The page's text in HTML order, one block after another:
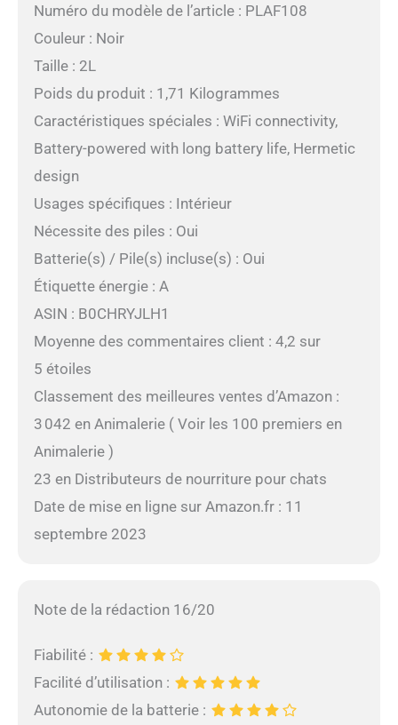
Numéro du modèle de l’article : PLAF108
Couleur : Noir
Taille : 2L
Poids du produit : 1,71 Kilogrammes
Caractéristiques spéciales : WiFi connectivity,
Battery-powered with long battery life, Hermetic
design
Usages spécifiques : Intérieur
Nécessite des piles : Oui
Batterie(s) / Pile(s) incluse(s) : Oui
Étiquette énergie : A
ASIN : B0CHRYJLH1
Moyenne des commentaires client : 4,2 sur
5 étoiles
Classement des meilleures ventes d’Amazon :
3 042 en Animalerie ( Voir les 100 premiers en
Animalerie )
23 en Distributeurs de nourriture pour chats
Date de mise en ligne sur Amazon.fr : 11
septembre 2023
Note de la rédaction 16/20
Fiabilité :
Facilité d’utilisation :
Autonomie de la batterie :